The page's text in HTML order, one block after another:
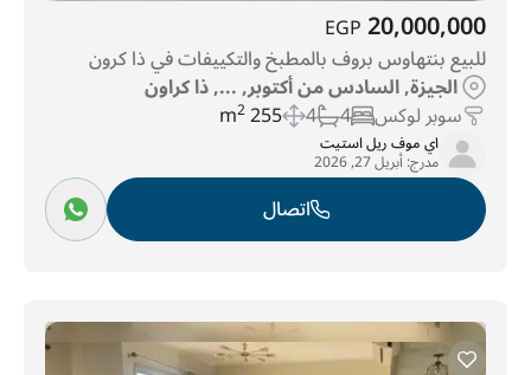
20,000,000
EGP
للبيع بنتهاوس بروف بالمطبخ والتكييفات في ذا كرون
الجيزة, السادس من أكتوبر, ..., ذا كراون
سوبر لوكس 4
4
255 m
2
اي موف ريل استيت
مدرج:أبريل 27, 2026
اتصال